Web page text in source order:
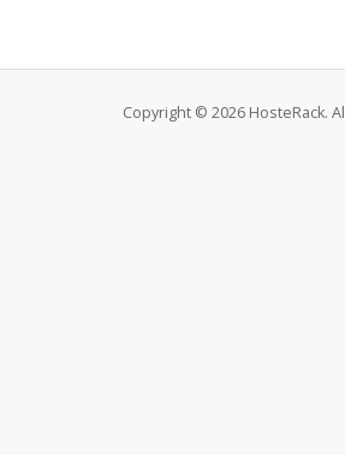
Copyright © 2026 HosteRack.